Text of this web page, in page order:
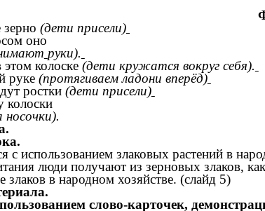
(дети присели)
оно
руки).
колоске(дети кружатся вокруг себя).
руке(протягиваем ладони вперёд)
ростки(дети присели)
колоски
носочки).
использованием злаковых растений в
люди получают из зерновых злаков,
в народном хозяйстве. (слайд 5)
слово-карточек,